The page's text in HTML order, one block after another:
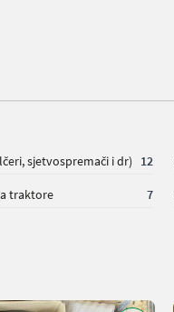
sjetvospremači i dr) 12
traktore 7